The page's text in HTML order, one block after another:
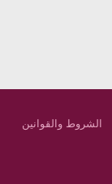
الشروط والقوانين